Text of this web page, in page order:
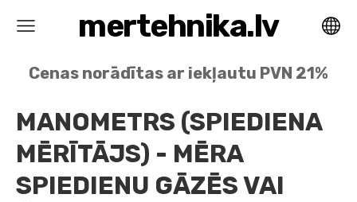
mertehnika.lv
Cenas norādītas ar iekļautu PVN 21%
MANOMETRS (SPIEDIENA
MĒRĪTĀJS) - MĒRA
SPIEDIENU GĀZĒS VAI